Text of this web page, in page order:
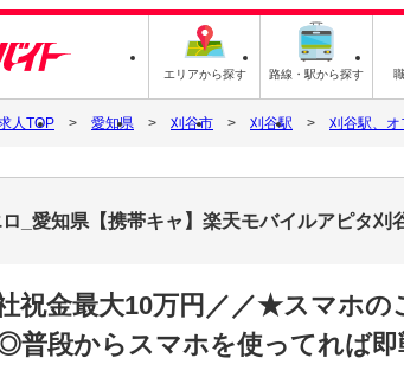
エリアから探す 路線・駅から探す
人TOP 愛知県 刈谷市 刈谷駅 刈谷駅、オ
_愛知県【携帯キャ】楽天モバイルアピタ刈
祝金最大10万円／／★スマホの
普段からスマホを使ってれば